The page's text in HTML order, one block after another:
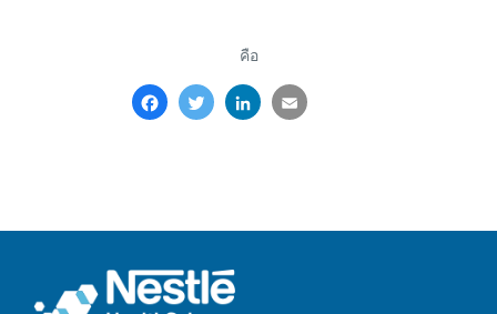
คือ
FacebookTwitterLinkedInEmail